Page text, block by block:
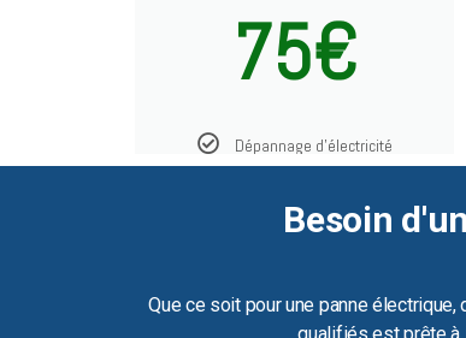
75€
Dépannage d'électricité
Besoin
Que ce soit pour une panne